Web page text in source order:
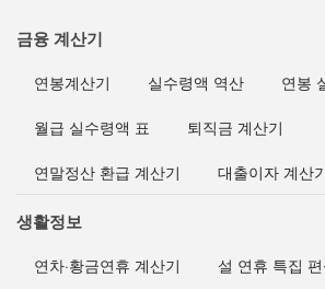
금융 계산기
연봉계산기 실수령액 역산 연봉
월급 실수령액 표 퇴직금 계산기
연말정산 환급 계산기 대출이자 계산
생활정보
연차·황금연휴 계산기 설 연휴 특집 편